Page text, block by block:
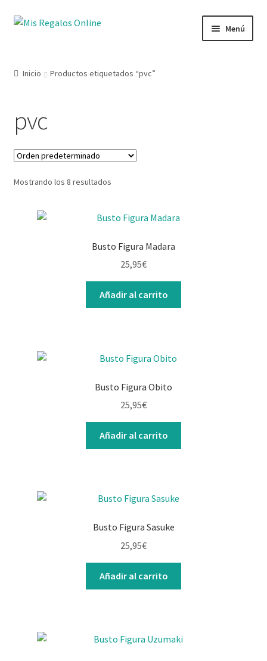
Menú
Secciones
Ofertas
Novedades
Lista de deseos
Inicio Productos etiquetados “pvc”
pvc
Mostrando los 8 resultados
Busto Figura Madara
25,95€
Añadir al carrito
Busto Figura Obito
25,95€
Añadir al carrito
Busto Figura Sasuke
25,95€
Añadir al carrito